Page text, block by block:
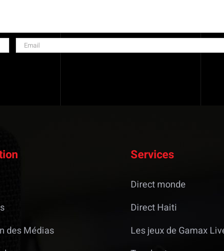
des Médias
Services
Direct monde
Direct Haiti
Les jeux de Gamax